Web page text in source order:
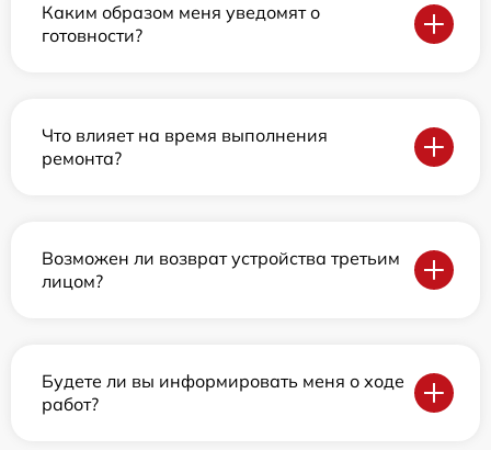
Каким образом меня уведомят о
готовности?
Что влияет на время выполнения
ремонта?
Возможен ли возврат устройства третьим
лицом?
Будете ли вы информировать меня о ходе
работ?